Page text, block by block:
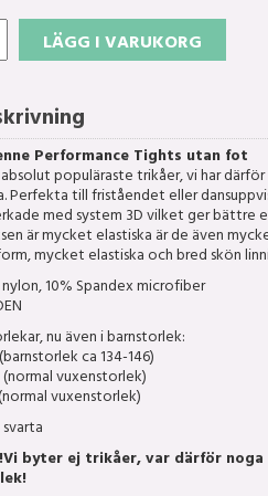
LÄGG I VARUKORG
Performance Tights utan fot
populäraste trikåer, vi har
Perfekta till friståendet eller
med system 3D vilket ger bättre
är mycket elastiska är de även
mycket elastiska och bred skön
10% Spandex microfiber
nu även i barnstorlek:
ca 134-146)
vuxenstorlek)
vuxenstorlek)
Vi byter ej trikåer, var därför